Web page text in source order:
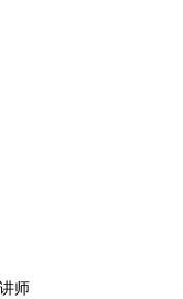
师